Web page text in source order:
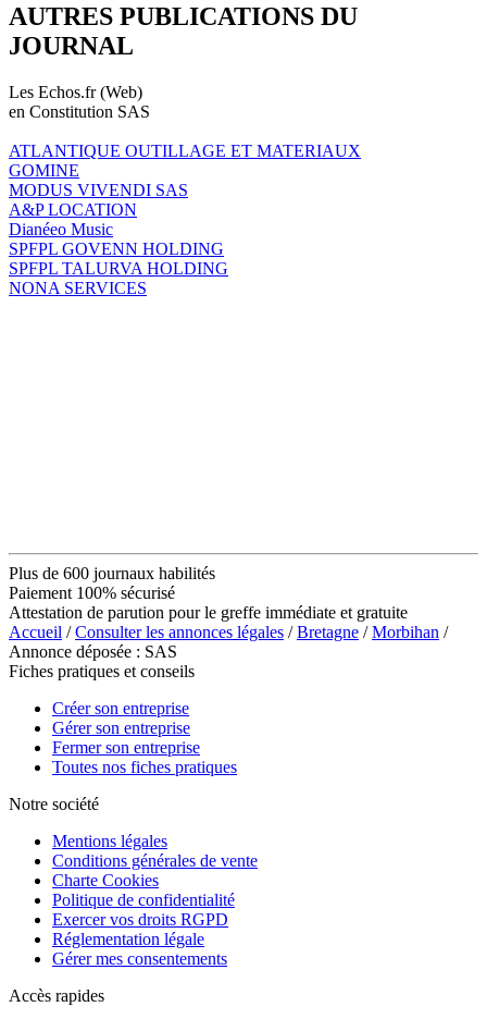
AUTRES PUBLICATIONS DU
JOURNAL
Les Echos.fr (Web)
en Constitution SAS
ATLANTIQUE OUTILLAGE ET MATERIAUX
GOMINE
MODUS VIVENDI SAS
A&P LOCATION
Dianéeo Music
SPFPL GOVENN HOLDING
SPFPL TALURVA HOLDING
NONA SERVICES
Plus de 600 journaux habilités
Paiement 100% sécurisé
Attestation de parution pour le greffe immédiate et gratuite
Accueil /Consulter les annonces légales /Bretagne /Morbihan /
Annonce déposée : SAS
Fiches pratiques et conseils
Créer son entreprise
Gérer son entreprise
Fermer son entreprise
Toutes nos fiches pratiques
Notre société
Mentions légales
Conditions générales de vente
Charte Cookies
Politique de confidentialité
Exercer vos droits RGPD
Réglementation légale
Gérer mes consentements
Accès rapides